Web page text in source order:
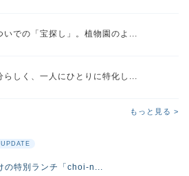
での「宝探し」。植物園のよ...
しく、一人にひとりに特化し...
もっと見る >
UPDATE
の特別ランチ「choi-n...